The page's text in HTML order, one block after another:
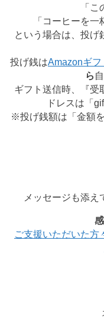
「
「コーヒーを一
という場合は、投げ
投げ銭はAmazonギフ
ら
ギフト送信時、『受
ドレスは「
※投げ銭額は「金額
メッセージも添え
ご支援いただいた方